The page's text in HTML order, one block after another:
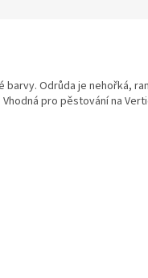
Odrůda je nehořká,
pro pěstování na